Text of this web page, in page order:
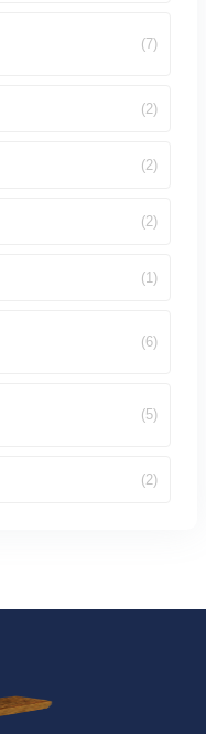
(7)
(2)
(2)
(2)
(1)
(6)
(5)
(2)